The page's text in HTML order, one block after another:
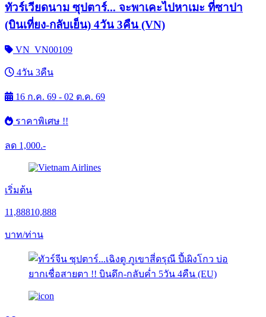
ทัวร์เวียดนาม ซุปตาร์... จะพาเคะไปหาเมะ ที่ซาปา
(บินเที่ยง-กลับเย็น) 4วัน 3คืน (VN)
VN_VN00109
4วัน 3คืน
16 ก.ค. 69 - 02 ต.ค. 69
ราคาพิเศษ !!
ลด 1,000.-
เริ่มต้น
11,88810,888
บาท/ท่าน